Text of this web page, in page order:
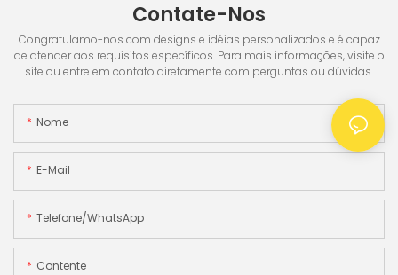
Contate-Nos
Congratulamo-nos com designs e idéias personalizados e é capaz
de atender aos requisitos específicos. Para mais informações, visite o
site ou entre em contato diretamente com perguntas ou dúvidas.
Nome
E-Mail
Telefone/WhatsApp
Contente